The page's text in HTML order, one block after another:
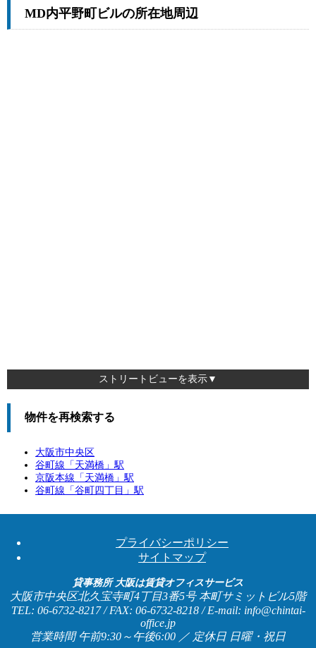
MD内平野町ビルの所在地周辺
ストリートビューを表示▼
物件を再検索する
大阪市中央区
谷町線「 天満橋 」駅
京阪本線「 天満橋 」駅
谷町線「 谷町四丁目 」駅
プライバシーポリシー
サイトマップ
貸事務所 大阪は賃貸オフィスサービス
大阪市中央区北久宝寺町4丁目3番5号 本町サミットビル5階
TEL: 06-6732-8217 / FAX: 06-6732-8218 / E-mail: info@chintai-
office.jp
営業時間 午前9:30～午後6:00 ／ 定休日 日曜・祝日